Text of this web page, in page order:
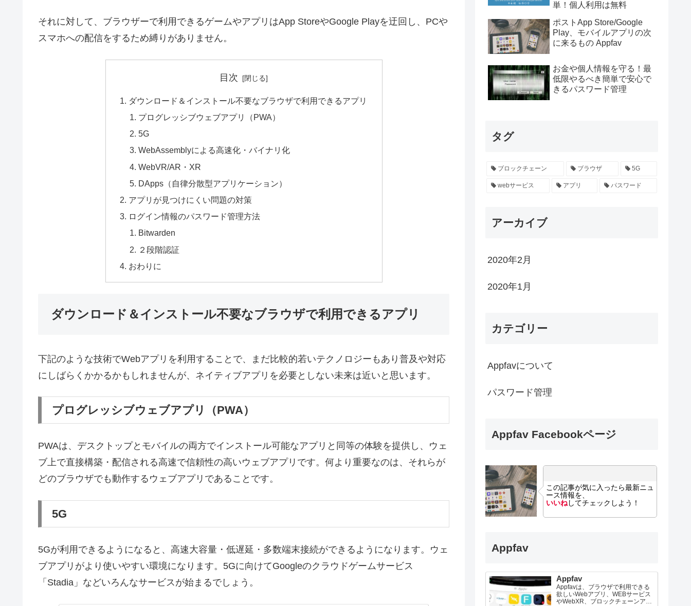
それに対して、ブラウザーで利用できるゲームやアプリはApp StoreやGoogle Playを迂回し、PCや
スマホへの配信をするため縛りがありません。
目次
ダウンロード＆インストール不要なブラウザで利用できるアプリ
プログレッシブウェブアプリ（PWA）
5G
WebAssemblyによる高速化・バイナリ化
WebVR/AR・XR
DApps（自律分散型アプリケーション）
アプリが見つけにくい問題の対策
ログイン情報のパスワード管理方法
Bitwarden
２段階認証
おわりに
ダウンロード＆インストール不要なブラウザで利用できるアプリ
下記のような技術でWebアプリを利用することで、まだ比較的若いテクノロジーもあり普及や対応
にしばらくかかるかもしれませんが、ネイティブアプリを必要としない未来は近いと思います。
プログレッシブウェブアプリ（PWA）
PWAは、デスクトップとモバイルの両方でインストール可能なアプリと同等の体験を提供し、ウェ
ブ上で直接構築・配信される高速で信頼性の高いウェブアプリです。何より重要なのは、それらが
どのブラウザでも動作するウェブアプリであることです。
5G
5Gが利用できるようになると、高速大容量・低遅延・多数端末接続ができるようになります。ウェ
ブアプリがより使いやすい環境になります。5Gに向けてGoogleのクラウドゲームサービス
「Stadia」などいろんなサービスが始まるでしょう。
単！個人利用は無料
ポストApp Store/Google
Play、モバイルアプリの次
に来るもの Appfav
お金や個人情報を守る！最
低限やるべき簡単で安心で
きるパスワード管理
タグ
ブロックチェーン ブラウザ 5G
webサービス アプリ パスワード
アーカイブ
2020年2月
2020年1月
カテゴリー
Appfavについて
パスワード管理
Appfav Facebookページ
この記事が気に入ったら最新ニュ
ース情報を、
いいねしてチェックしよう！
Appfav
Appfav
Appfavは、ブラウザで利用できる
欲しいWebアプリ、WEBサービス
やWebXR、ブロックチェーンアプ